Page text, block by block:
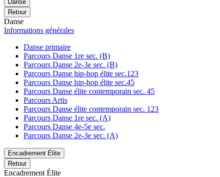
Danse
Retour
Danse
Informations générales
Danse primaire
Parcours Danse 1re sec. (B)
Parcours Danse 2e-3e sec. (B)
Parcours Danse hip-hop élite sec.123
Parcours Danse hip-hop élite sec.45
Parcours Danse élite contemporain sec. 45
Parcours Artis
Parcours Danse élite contemporain sec. 123
Parcours Danse 1re sec. (A)
Parcours Danse 4e-5e sec.
Parcours Danse 2e-3e sec. (A)
Encadrement Élite
Retour
Encadrement Élite